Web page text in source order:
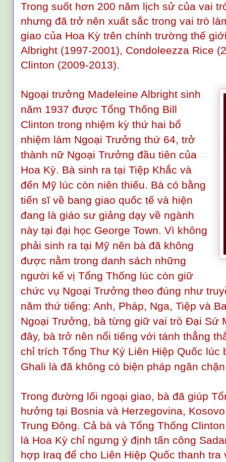
Trong suốt hơn 200 năm lịch sử của vai
nhưng đã trở nên xuất sắc trong vai trò
giao của Hoa Kỳ trên chính trường thế
Albright (1997-2001), Condoleezza Rice
Clinton (2009-2013).
Ngoại trưởng Madeleine Albright sinh
năm 1937 được Tổng Thống Bill
Clinton trong nhiệm kỳ thứ hai bổ
nhiệm làm Ngoại Trưởng thứ 64, trở
thành nữ Ngoại Trưởng đầu tiên của
Hoa Kỳ. Bà sinh ra tại Tiệp Khắc và
đến Mỹ lúc còn niên thiếu. Bà có bằng
tiến sĩ về bang giao quốc tế và hiện
đang là giáo sư giảng dạy về ngành
này tại đại học George Town. Vì không
phải sinh ra tại Mỹ nên bà đã không
được nằm trong danh sách những
người kế vị Tổng Thống lúc còn giữ
chức vụ Ngoại Trưởng theo đúng như
năm thứ tiếng: Anh, Pháp, Nga, Tiệp và
Ngoại Trưởng, bà từng giữ vai trò Đại Sứ
đây, bà trở nên nổi tiếng với tánh thẳng
chỉ trích Tổng Thư Ký Liên Hiệp Quốc lúc
Ghali là đã không có biện pháp ngăn
Trong đường lối ngoại giao, bà đã giúp
hưởng tại Bosnia và Herzegovina,
Trung Đông. Cả bà và Tổng Thống
là Hoa Kỳ chỉ ngưng ý định tấn công
hợp Iraq để cho Liên Hiệp Quốc thanh